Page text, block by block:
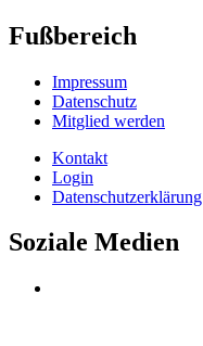
Fußbereich
Impressum
Datenschutz
Mitglied werden
Kontakt
Login
Datenschutzerklärung
Soziale Medien